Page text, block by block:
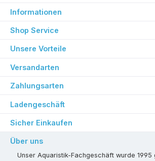
Informationen
Shop Service
Unsere Vorteile
Versandarten
Zahlungsarten
Ladengeschäft
Sicher Einkaufen
Über uns
Unser Aquaristik-Fachgeschäft wurde 1995